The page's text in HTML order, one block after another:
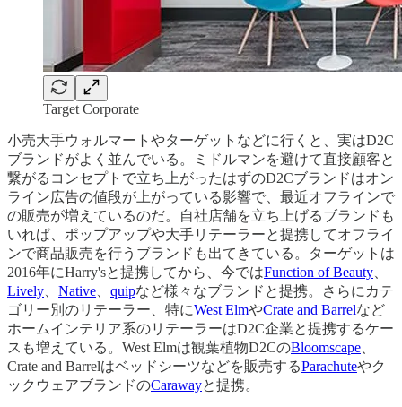
Target Corporate
小売大手ウォルマートやターゲットなどに行くと、実はD2C
ブランドがよく並んでいる。ミドルマンを避けて直接顧客と
繋がるコンセプトで立ち上がったはずのD2Cブランドはオン
ライン広告の値段が上がっている影響で、最近オフラインで
の販売が増えているのだ。自社店舗を立ち上げるブランドも
いれば、ポップアップや大手リテーラーと提携してオフライ
ンで商品販売を行うブランドも出てきている。ターゲットは
2016年にHarry'sと提携してから、今ではFunction of Beauty
Lively
Native quipなど様々なブランドと提携。さらにカテ
ゴリー別のリテーラー、特にWest ElmやCrate and Barrelなど
ホームインテリア系のリテーラーはD2C企業と提携するケー
スも増えている。West Elmは観葉植物D2CのBloomscape
Crate and Barrelはベッドシーツなどを販売するParachuteやク
ックウェアブランドのCarawayと提携。